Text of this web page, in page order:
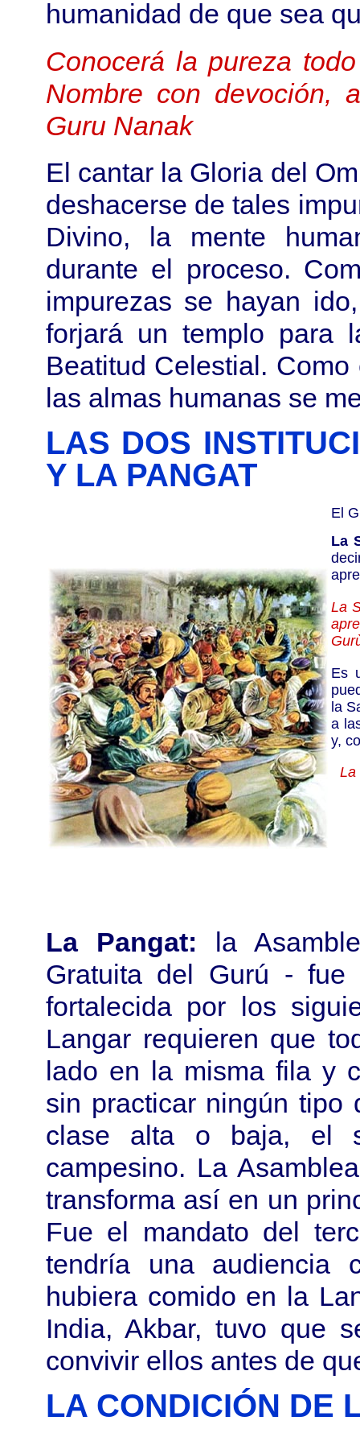
humanidad de que sea
Conocerá la pureza
Nombre con devoción,
Guru Nanak
El cantar la Gloria del
deshacerse de tales
Divino, la mente
durante el proceso.
impurezas se hayan
forjará un templo para
Beatitud Celestial.
las almas humanas se
LAS DOS
Y LA PANGAT
El
La
La
Es
la
a
y,
La
La Pangat:
la
Gratuita del Gurú -
fortalecida por los
Langar requieren que
lado en la misma fila y
sin practicar ningún tipo
clase alta o baja, el
campesino. La
transforma así en un
Fue el mandato del
tendría una audiencia
hubiera comido en la
India, Akbar, tuvo que
convivir ellos antes de
LA CONDICIÓN DE